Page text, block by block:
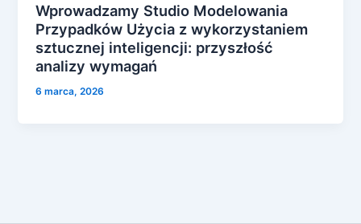
Wprowadzamy Studio Modelowania
Przypadków Użycia z wykorzystaniem
sztucznej inteligencji: przyszłość
analizy wymagań
6 marca, 2026